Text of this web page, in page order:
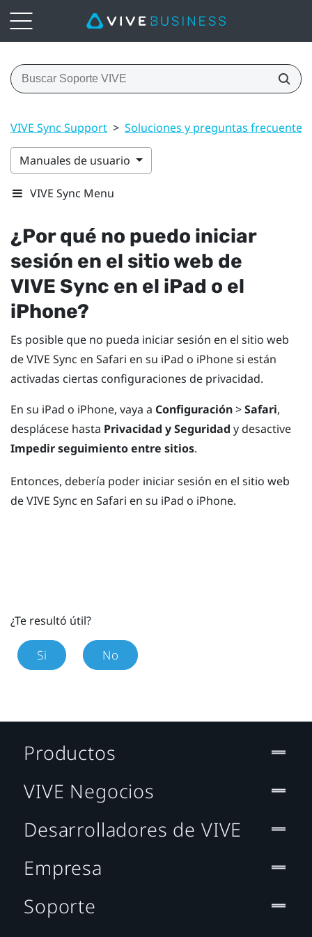
VIVE Sync Support > Soluciones y preguntas frecuentes
Manuales de usuario
VIVE Sync Menu
¿Por qué no puedo iniciar
sesión en el sitio web de
VIVE Sync en el iPad o el
iPhone?
Es posible que no pueda iniciar sesión en el sitio web
deVIVE Sync en Safari en su iPad o iPhonesi están
activadas ciertas configuraciones de privacidad.
En su iPad o iPhone, vaya a Configuración>Safari,
desplácese hasta Privacidad y Seguridad y desactive
Impedir seguimiento entre sitios.
Entonces, debería poder iniciar sesión en el sitio web
deVIVE Sync en Safari en su iPad o iPhone.
¿Te resultó útil?
Si No
Productos
VIVE Negocios
Desarrolladores de VIVE
Empresa
Soporte